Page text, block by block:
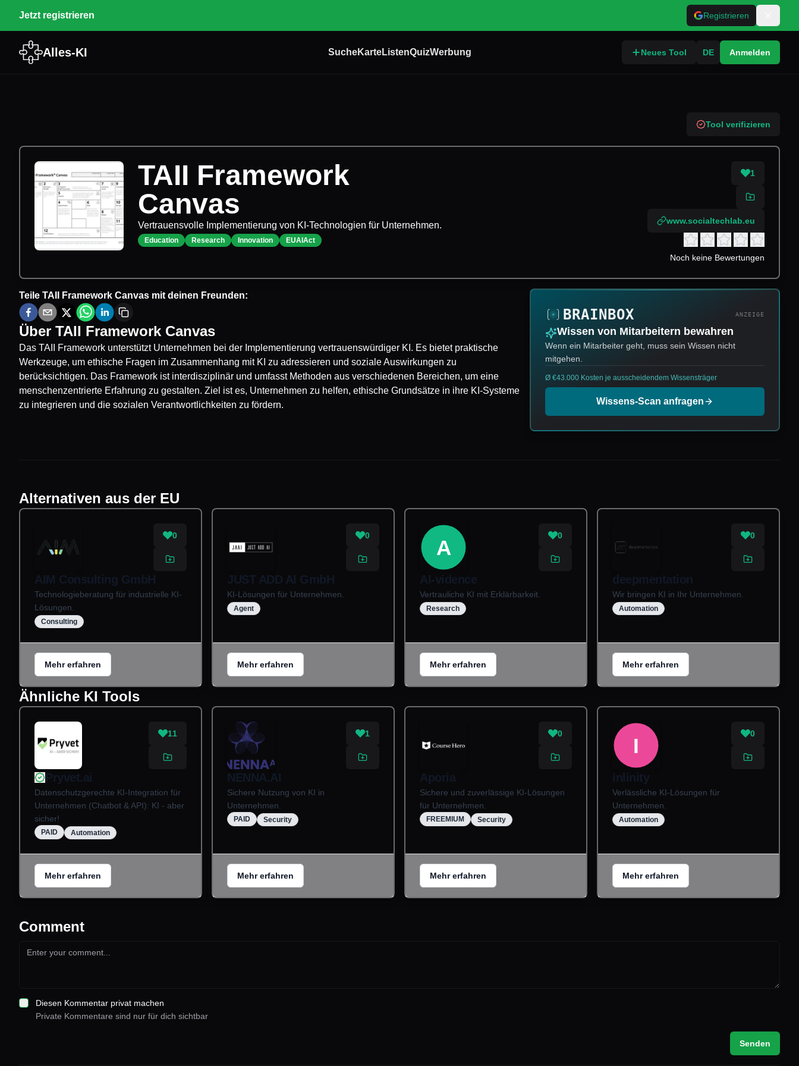
Jetzt registrieren Registrieren
Alles-KI SucheKarteListenQuizWerbung Neues Tool DE Anmelden
Tool verifizieren
TAII Framework
Canvas
Vertrauensvolle Implementierung von KI-Technologien für Unternehmen.
Education Research Innovation EUAIAct
1
www.socialtechlab.eu
Noch keine Bewertungen
Teile TAII Framework Canvas mit deinen Freunden:
Über TAII Framework Canvas
Das TAII Framework unterstützt Unternehmen bei der Implementierung vertrauenswürdiger KI. Es bietet praktische
Werkzeuge, um ethische Fragen im Zusammenhang mit KI zu adressieren und soziale Auswirkungen zu
berücksichtigen. Das Framework ist interdisziplinär und umfasst Methoden aus verschiedenen Bereichen, um eine
menschenzentrierte Erfahrung zu gestalten. Ziel ist es, Unternehmen zu helfen, ethische Grundsätze in ihre KI-Systeme
zu integrieren und die sozialen Verantwortlichkeiten zu fördern.
ANZEIGE
Wissen von Mitarbeitern bewahren
Wenn ein Mitarbeiter geht, muss sein Wissen nicht
mitgehen.
Ø €43.000 Kosten je ausscheidendem Wissensträger
Wissens-Scan anfragen
Alternativen aus der EU
0
AIM Consulting GmbH
Technologieberatung für industrielle KI-
Lösungen.
Consulting
Mehr erfahren
0
JUST ADD AI GmbH
KI-Lösungen für Unternehmen.
Agent
Mehr erfahren
A
0
AI-vidence
Vertrauliche KI mit Erklärbarkeit.
Research
Mehr erfahren
0
deepmentation
Wir bringen KI in Ihr Unternehmen.
Automation
Mehr erfahren
Ähnliche KI Tools
11
Pryvet.ai
Datenschutzgerechte KI-Integration für
Unternehmen (Chatbot & API): KI - aber
sicher!
PAID Automation
Mehr erfahren
1
NENNA.AI
Sichere Nutzung von KI in
Unternehmen.
PAID Security
Mehr erfahren
0
Aporia
Sichere und zuverlässige KI-Lösungen
für Unternehmen.
FREEMIUM Security
Mehr erfahren
I
0
inlinity
Verlässliche KI-Lösungen für
Unternehmen.
Automation
Mehr erfahren
Comment
Diesen Kommentar privat machen
Private Kommentare sind nur für dich sichtbar
Senden